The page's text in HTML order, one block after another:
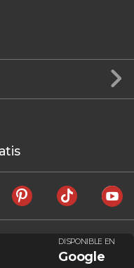
DISPONIBLE EN
Google